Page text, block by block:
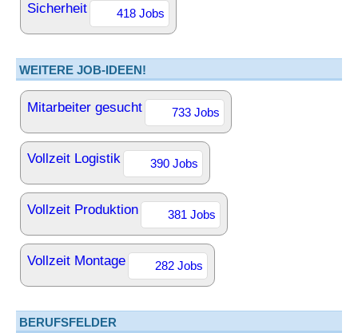
Sicherheit 418 Jobs
WEITERE JOB-IDEEN!
Mitarbeiter gesucht 733 Jobs
Vollzeit Logistik 390 Jobs
Vollzeit Produktion 381 Jobs
Vollzeit Montage 282 Jobs
BERUFSFELDER